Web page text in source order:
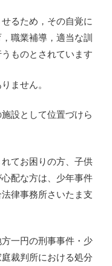
るため，その自覚に
職業補導，適当な訓
ものとされています
ません。
設として位置づけら
てお困りの方、子供
配な方は、少年事件
律事務所さいたま支
一円の刑事事件・少
裁判所における処分